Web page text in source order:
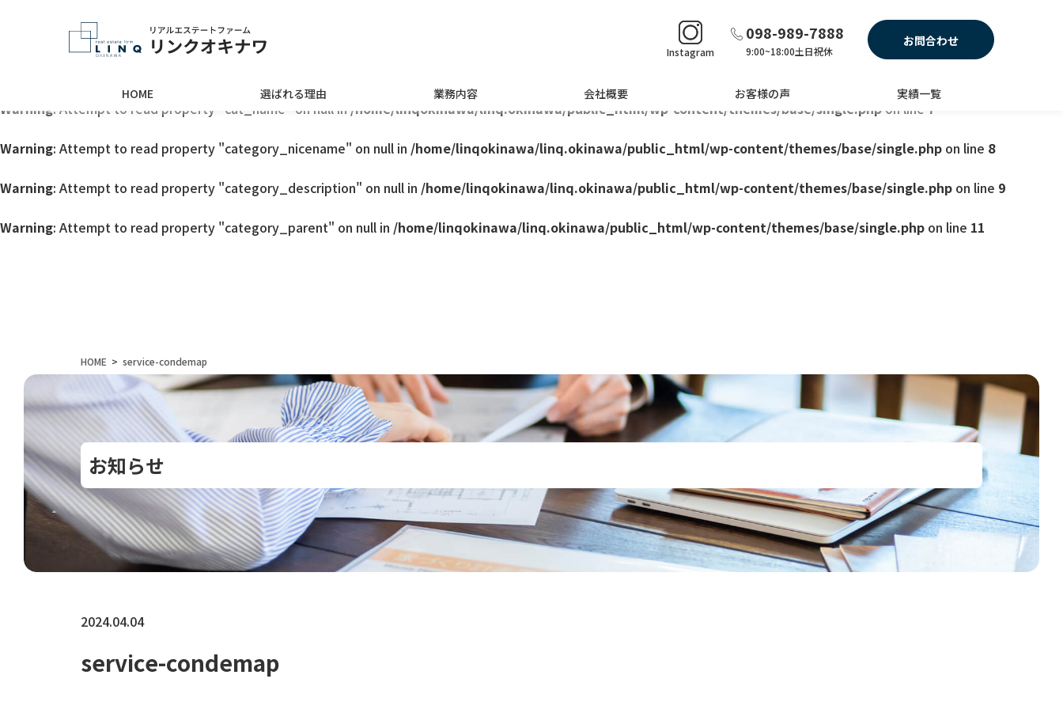
Instagram
098-989-7888
9:00~18:00土日祝休
お問合わせ
HOME 選ばれる理由 業務内容 会社概要 お客様の声 実績一覧
: Undefined array key 0 in/home/linqokinawa/linq.okinawa/public_html/wp-content/themes/base/single.php on line4
Warning: Attempt to read property "cat_name" on null in /home/linqokinawa/linq.okinawa/public_html/wp-content/themes/base/single.php on line 7
Warning: Attempt to read property "category_nicename" on null in /home/linqokinawa/linq.okinawa/public_html/wp-content/themes/base/single.php on line 8
Warning: Attempt to read property "category_description" on null in /home/linqokinawa/linq.okinawa/public_html/wp-content/themes/base/single.php on line 9
Warning: Attempt to read property "category_parent" on null in /home/linqokinawa/linq.okinawa/public_html/wp-content/themes/base/single.php on line 11
HOME service-condemap
お知らせ
2024.04.04
service-condemap